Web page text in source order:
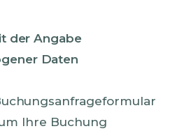
der Angabe
Daten
Ihre Buchung